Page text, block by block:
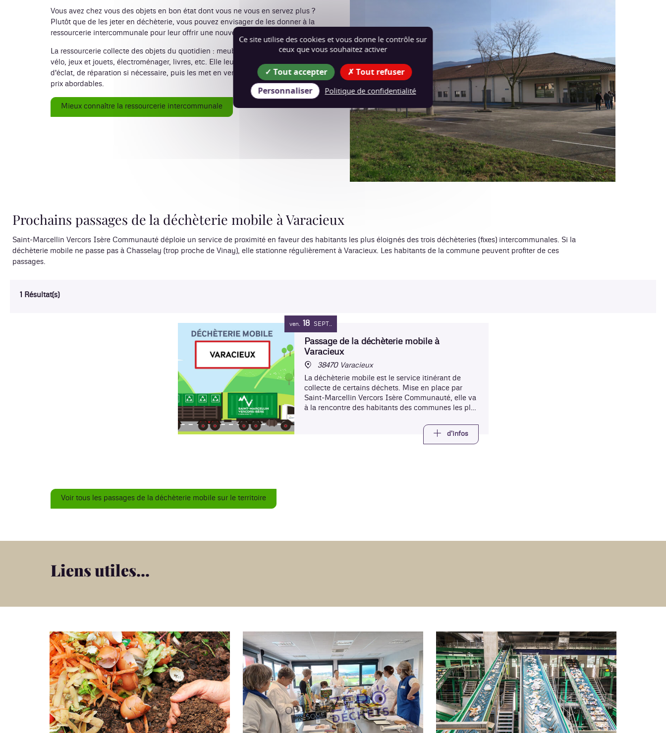
Vous avez chez vous des objets en bon état dont vous ne vous en servez plus ?
Plutôt que de les jeter en déchèterie, vous pouvez envisager de les donner à la
ressourcerie intercommunale pour leur offrir une nouvelle vie.
La ressourcerie collecte des objets du quotidien : meubles, vêtement, vaisselle,
vélo, jeux et jouets, électroménager, livres, etc. Elle leur redonne un petit coup
d'éclat, de réparation si nécessaire, puis les met en vente dans sa "boutik" à des
prix abordables.
Mieux connaître la ressourcerie intercommunale
Prochains passages de la déchèterie mobile à Varacieux
Saint-Marcellin Vercors Isère Communauté déploie un service de proximité en faveur des habitants les plus éloignés des trois déchèteries (fixes) intercommunales. Si la
déchèterie mobile ne passe pas à Chasselay (trop proche de Vinay), elle stationne régulièrement à Varacieux. Les habitants de la commune peuvent profiter de ces
passages.
1 Résultat(s)
ven. 18 SEPT.
Passage de la déchèterie mobile à
Varacieux
38470 Varacieux
La déchèterie mobile est le service itinérant de
collecte de certains déchets. Mise en place par
Saint-Marcellin Vercors Isère Communauté, elle va
à la rencontre des habitants des communes les plus
d'infos
Voir tous les passages de la déchèterie mobile sur le territoire
Liens utiles...
Ce site utilise des cookies et vous donne le contrôle sur
ceux que vous souhaitez activer
Tout accepter
Tout refuser
Personnaliser
Politique de confidentialité